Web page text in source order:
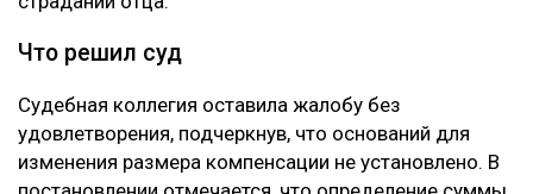
Что решил суд
Судебная коллегия оставила жалобу без
удовлетворения, подчеркнув, что оснований для
изменения размера компенсации не установлено. В